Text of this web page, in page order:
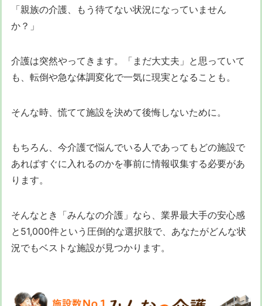
「親族の介護、もう待てない状況になっていません
か？」
介護は突然やってきます。「まだ大丈夫」と思っていて
も、転倒や急な体調変化で一気に現実となることも。
そんな時、慌てて施設を決めて後悔しないために。
もちろん、今介護で悩んでいる人であってもどの施設で
あればすぐに入れるのかを事前に情報収集する必要があ
ります。
そんなとき「みんなの介護」なら、業界最大手の安心感
と51,000件という圧倒的な選択肢で、あなたがどんな状
況でもベストな施設が見つかります。